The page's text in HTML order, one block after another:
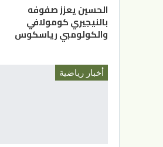
الحسين يعزز صفوفه
بالنيجيري كومولافي
والكولومبي رياسكوس
أخبار رياضية